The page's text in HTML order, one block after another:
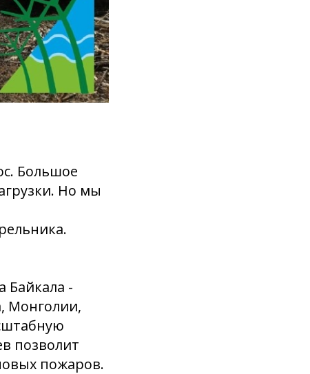
Большое
Но мы
Байкала -
Монголии,
позволит
пожаров.